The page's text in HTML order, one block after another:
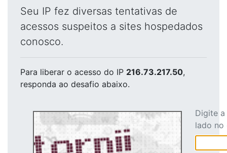
Seu IP fez diversas tentativas de
acessos suspeitos a sites hospedados
conosco.
Para liberar o acesso do IP 216.73.217.50,
responda ao desafio abaixo.
Digite
lado no